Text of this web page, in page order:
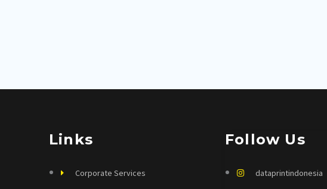
Links
Corporate Services
Follow Us
dataprintindonesia